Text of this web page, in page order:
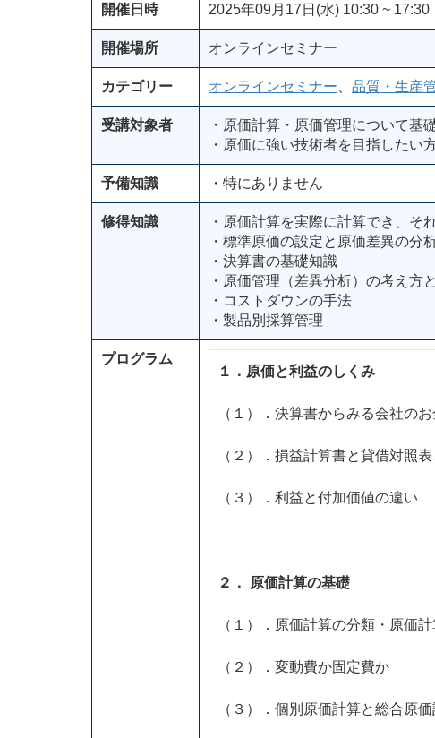
開催日時 2025年09月17日(水) 10:30 ~ 17:30
開催場所 オンラインセミナー
カテゴリー オンラインセミナー 品質・生産
受講対象者
・原価計算・原価管理について基
・原価に強い技術者を目指したい
予備知識 ・特にありません
修得知識
・原価計算を実際に計算でき、そ
・標準原価の設定と原価差異の分
・決算書の基礎知識
・原価管理（差異分析）の考え方
・コストダウンの手法
・製品別採算管理
プログラム
１．原価と利益のしくみ
（１）．決算書からみる会社の
（２）．損益計算書と貸借対照
（３）．利益と付加価値の違い
２． 原価計算の基礎
（１）．原価計算の分類・原価
（２）．変動費か固定費か
（３）．個別原価計算と総合原